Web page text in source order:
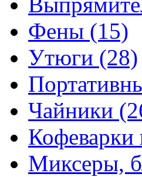
Фены (15)
Утюги (28)
Чайники
Миксеры,